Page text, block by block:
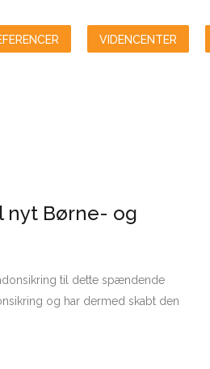
VIDENCENTER
nyt Børne- og
til dette spændende
og har dermed skabt den